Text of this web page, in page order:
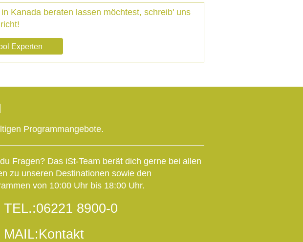
Kanada beraten lassen möchtest, schreib' uns
Experten
Programmangebote.
Fragen? Das iSt-Team berät dich gerne bei allen
zu unseren Destinationen sowie den
von 10:00 Uhr bis 18:00 Uhr.
TEL.:06221 8900-0
MAIL:Kontakt